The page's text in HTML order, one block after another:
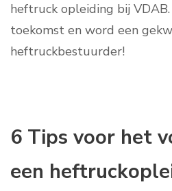
heftruck opleiding bij
toekomst en word een
heftruckbestuurder!
6 Tips voor het
een